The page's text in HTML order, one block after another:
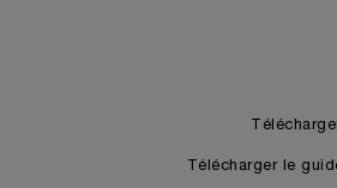
Télécharger le